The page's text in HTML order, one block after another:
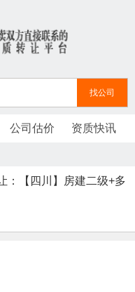
公司估价 资质快讯
05-04/建筑业企业/
：【四川】房建二级+多